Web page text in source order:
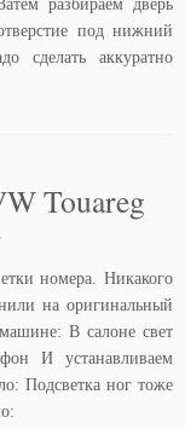
разбираем дверь
под нижний
сделать аккуратно
Touareg
номера. Никакого
на оригинальный
В салоне свет
И устанавливаем
Подсветка ног тоже